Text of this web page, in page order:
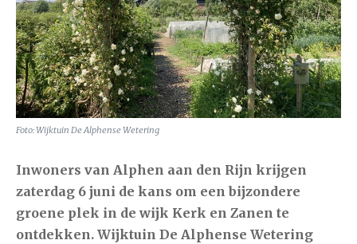
Foto: Wijktuin De Alphense Wetering
Inwoners van Alphen aan den Rijn krijgen
zaterdag 6 juni de kans om een bijzondere
groene plek in de wijk Kerk en Zanen te
ontdekken. Wijktuin De Alphense Wetering